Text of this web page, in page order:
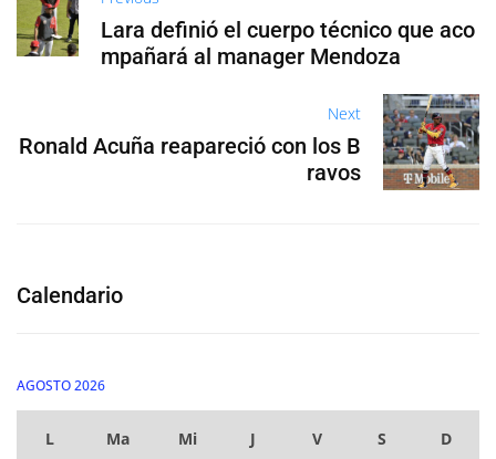
Lara definió el cuerpo técnico que aco
mpañará al manager Mendoza
Next
Ronald Acuña reapareció con los B
ravos
Calendario
AGOSTO 2026
L Ma Mi J V S D